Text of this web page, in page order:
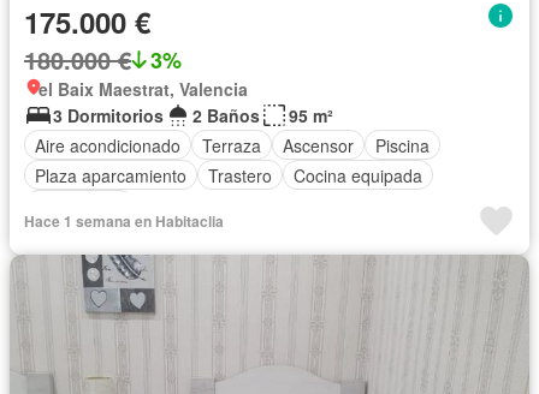
175.000 €
180.000 € 3%
el Baix Maestrat, Valencia
3 Dormitorios
2 Baños
95 m²
Aire acondicionado
Terraza Ascensor
Piscina
Plaza aparcamiento
Trastero
Cocina equipada
Hace 1 semana en Habitaclia